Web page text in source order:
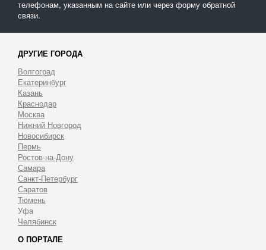
телефонам, указанным на сайте или через форму обратной
связи.
ДРУГИЕ ГОРОДА
Волгоград
Екатеринбург
Казань
Краснодар
Москва
Нижний Новгород
Новосибирск
Пермь
Ростов-на-Дону
Самара
Санкт-Петербург
Саратов
Тюмень
Уфа
Челябинск
О ПОРТАЛЕ